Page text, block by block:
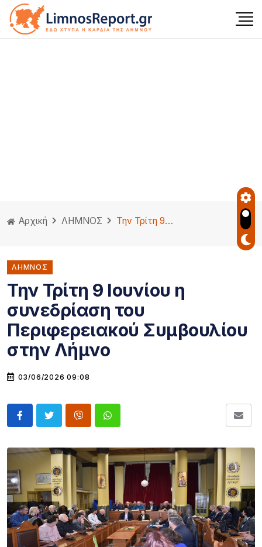
Αρχική ΛΗΜΝΟΣ Την Τρίτη 9 Ιουνίου η συνεδρίαση του Περιφερειακού Συμβουλίου στην Λήμνο
ΛΗΜΝΟΣ
Την Τρίτη 9 Ιουνίου η
συνεδρίαση του
Περιφερειακού Συμβουλίου
στην Λήμνο
03/06/2026 09:08